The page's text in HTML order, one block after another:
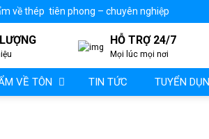
về thép tiên phong – chuyên nghiệp
HỖ TRỢ 24/7
Mọi lúc mọi nơi
VỀ TÔN TIN TỨC TUYỂN